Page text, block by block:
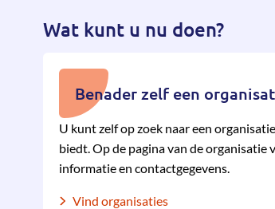
Wat kunt u nu doen?
Benader zelf een
U kunt zelf op zoek naar een
biedt. Op de pagina van de organisatie
informatie en contactgegevens.
Vind organisaties